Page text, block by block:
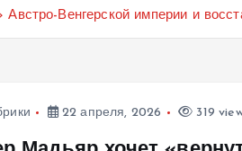
Венгерской империи и
22 апреля, 2026 319